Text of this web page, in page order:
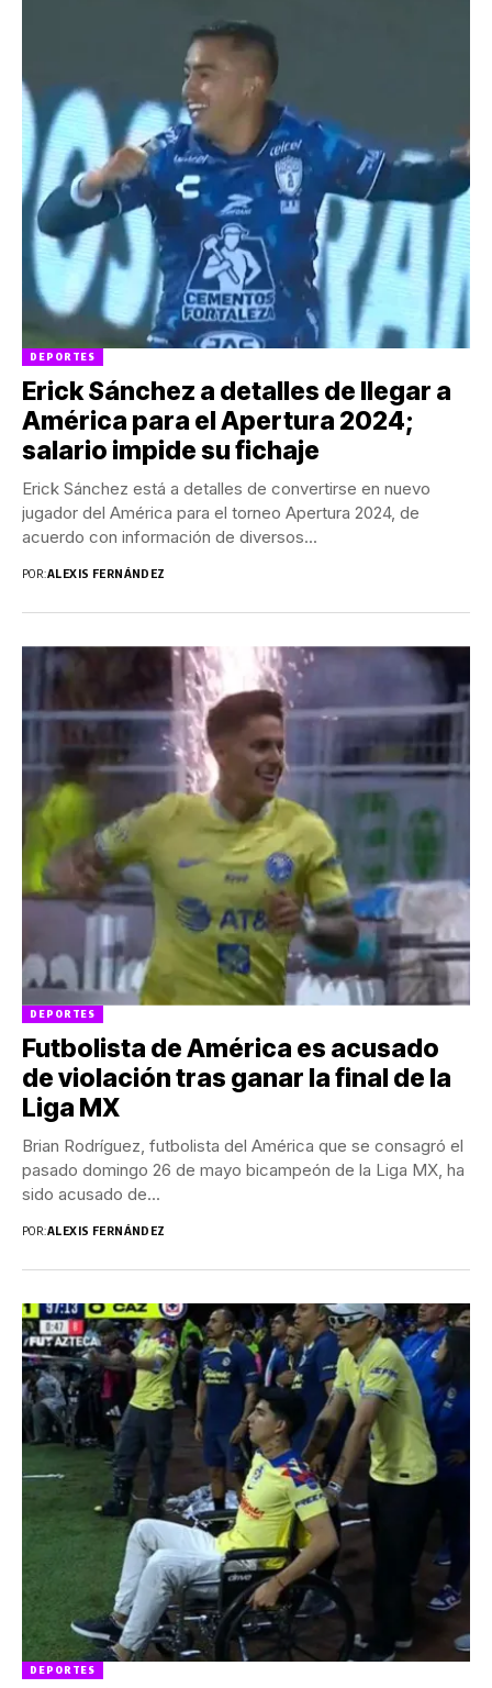
DEPORTES
Erick Sánchez a detalles de llegar a
América para el Apertura 2024;
salario impide su fichaje
Erick Sánchez está a detalles de convertirse en nuevo
jugador del América para el torneo Apertura 2024, de
acuerdo con información de diversos...
POR:ALEXIS FERNÁNDEZ
DEPORTES
Futbolista de América es acusado
de violación tras ganar la final de la
Liga MX
Brian Rodríguez, futbolista del América que se consagró el
pasado domingo 26 de mayo bicampeón de la Liga MX, ha
sido acusado de...
POR:ALEXIS FERNÁNDEZ
DEPORTES